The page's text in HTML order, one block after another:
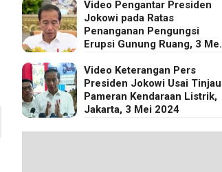
Video Pengantar Presiden
Jokowi pada Ratas
Penanganan Pengungsi
Erupsi Gunung Ruang, 3 Mei
Video Keterangan Pers
Presiden Jokowi Usai Tinjau
Pameran Kendaraan Listrik,
Jakarta, 3 Mei 2024